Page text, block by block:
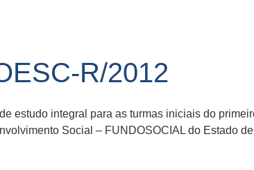
R/2012
estudo integral para as turmas iniciais do
Social – FUNDOSOCIAL do Estado